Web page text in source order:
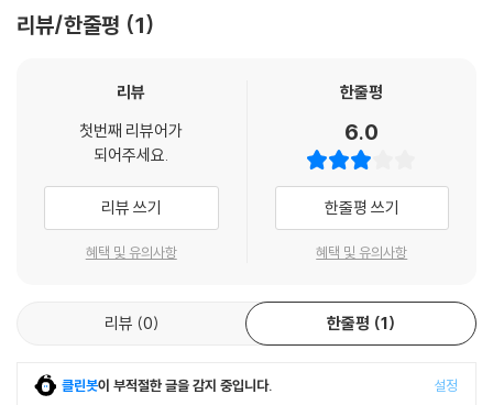
리뷰/한줄평 1
리뷰
첫번째 리뷰어가
되어주세요.
리뷰 쓰기
혜택 및 유의사항
한줄평
6.0
한줄평 쓰기
혜택 및 유의사항
리뷰 0 한줄평 1
클린봇이 부적절한 글을 감지 중입니다. 설정